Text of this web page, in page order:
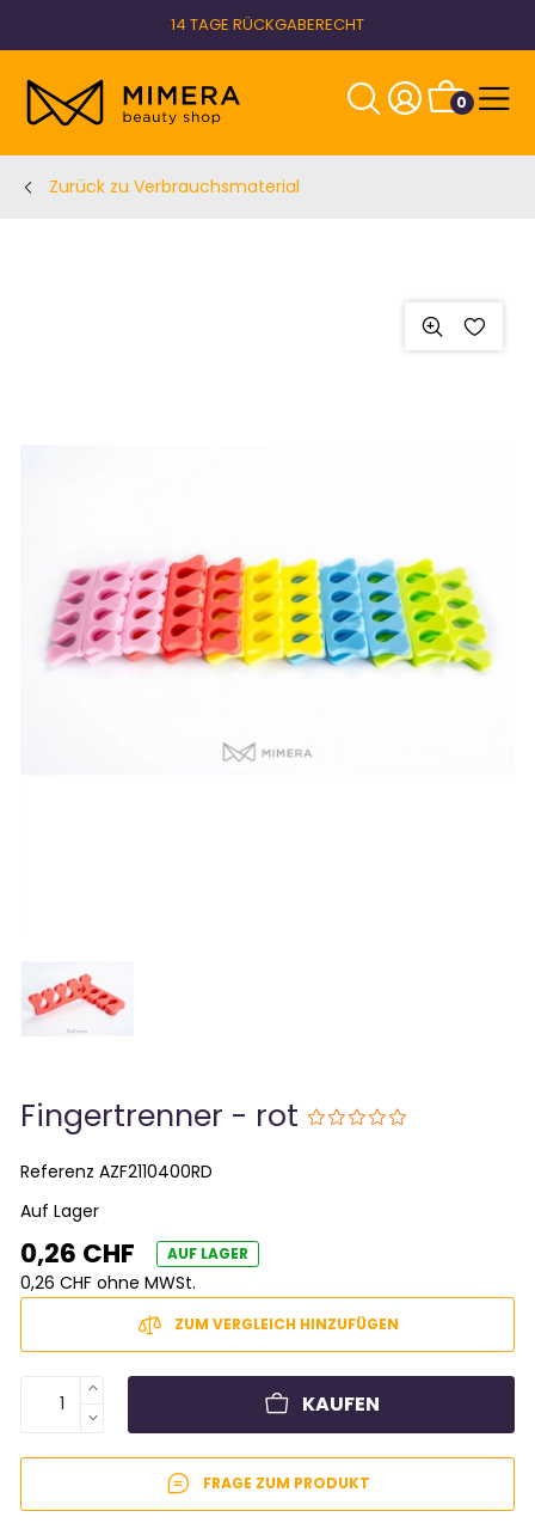
14 TAGE RÜCKGABERECHT
0
Zurück zu Verbrauchsmaterial
Fingertrenner - rot
ReferenzAZF2110400RD
Auf Lager
0,26 CHF AUF LAGER
0,26 CHF ohne MWSt.
ZUM VERGLEICH HINZUFÜGEN
KAUFEN
FRAGE ZUM PRODUKT